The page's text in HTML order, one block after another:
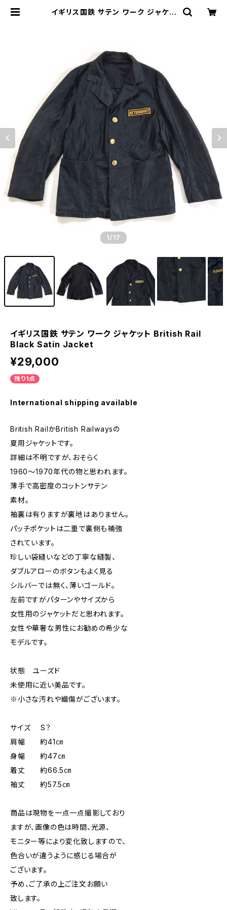
イギリス国鉄 サテン ワーク ジャケッ
1 /17
イギリス国鉄 サテン ワーク ジャケット British Rail
Black Satin Jacket
¥29,000
残り1点
International shipping available
British RailかBritish Railwaysの
夏用ジャケットです。
詳細は不明ですが、おそらく
1960～1970年代の物と思われます。
薄手で高密度のコットンサテン
素材。
袖裏は有りますが裏地はありません。
パッチポケットは二重で裏側も補強
されています。
珍しい袋縫いなどの丁寧な縫製、
ダブルアローのボタンもよく見る
シルバーでは無く、薄いゴールド。
左前ですがパターンやサイズから
女性用のジャケットだと思われます。
女性や華奢な男性にお勧めの希少な
モデルです。
状態 ユーズド
未使用に近い美品です。
※小さな汚れや織傷がございます。
サイズ S？
肩幅 約41㎝
身幅 約47㎝
着丈 約66.5㎝
袖丈 約57.5㎝
商品は現物を一点一点撮影しており
ますが、画像の色は時間、光源、
モニター等により変化致しますので、
色合いが違うように感じる場合が
ございます。
予め、ご了承の上ご注文お願い
致します。